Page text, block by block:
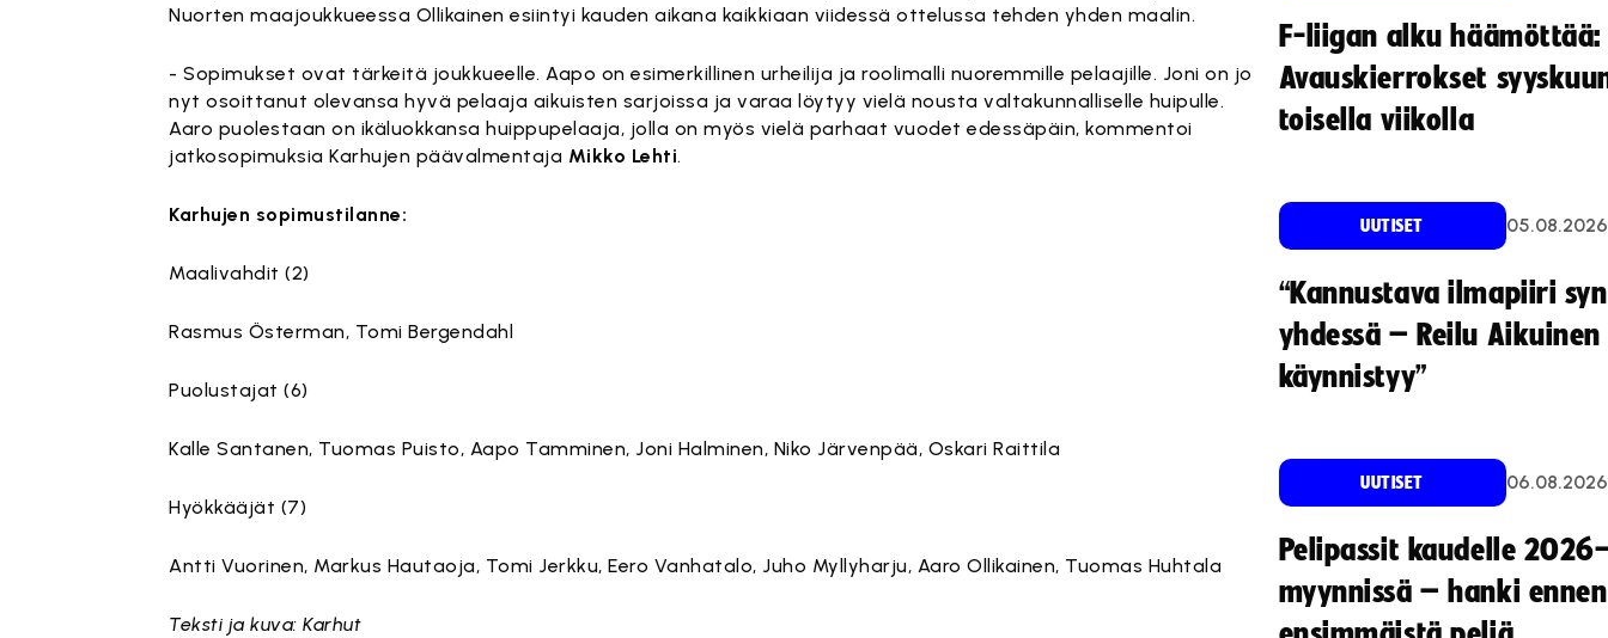
Nuorten maajoukkueessa Ollikainen esiintyi kauden aikana kaikkiaan viidessä ottelussa tehden yhden maalin.
- Sopimukset ovat tärkeitä joukkueelle. Aapo on esimerkillinen urheilija ja roolimalli nuoremmille pelaajille. Joni on jo
nyt osoittanut olevansa hyvä pelaaja aikuisten sarjoissa ja varaa löytyy vielä nousta valtakunnalliselle huipulle.
Aaro puolestaan on ikäluokkansa huippupelaaja, jolla on myös vielä parhaat vuodet edessäpäin, kommentoi
jatkosopimuksia Karhujen päävalmentaja Mikko Lehti.
Karhujen sopimustilanne:
Maalivahdit (2)
Rasmus Österman, Tomi Bergendahl
Puolustajat (6)
Kalle Santanen, Tuomas Puisto, Aapo Tamminen, Joni Halminen, Niko Järvenpää, Oskari Raittila
Hyökkääjät (7)
Antti Vuorinen, Markus Hautaoja, Tomi Jerkku, Eero Vanhatalo, Juho Myllyharju, Aaro Ollikainen, Tuomas Huhtala
Teksti ja kuva: Karhut
F-liigan alku häämöttää:
Avauskierrokset
toisella viikolla
UUTISET 05.08.2026
“Kannustava ilmapiiri
yhdessä – Reilu
käynnistyy”
UUTISET 06.08.2026
Pelipassit kaudelle
myynnissä – hanki ennen